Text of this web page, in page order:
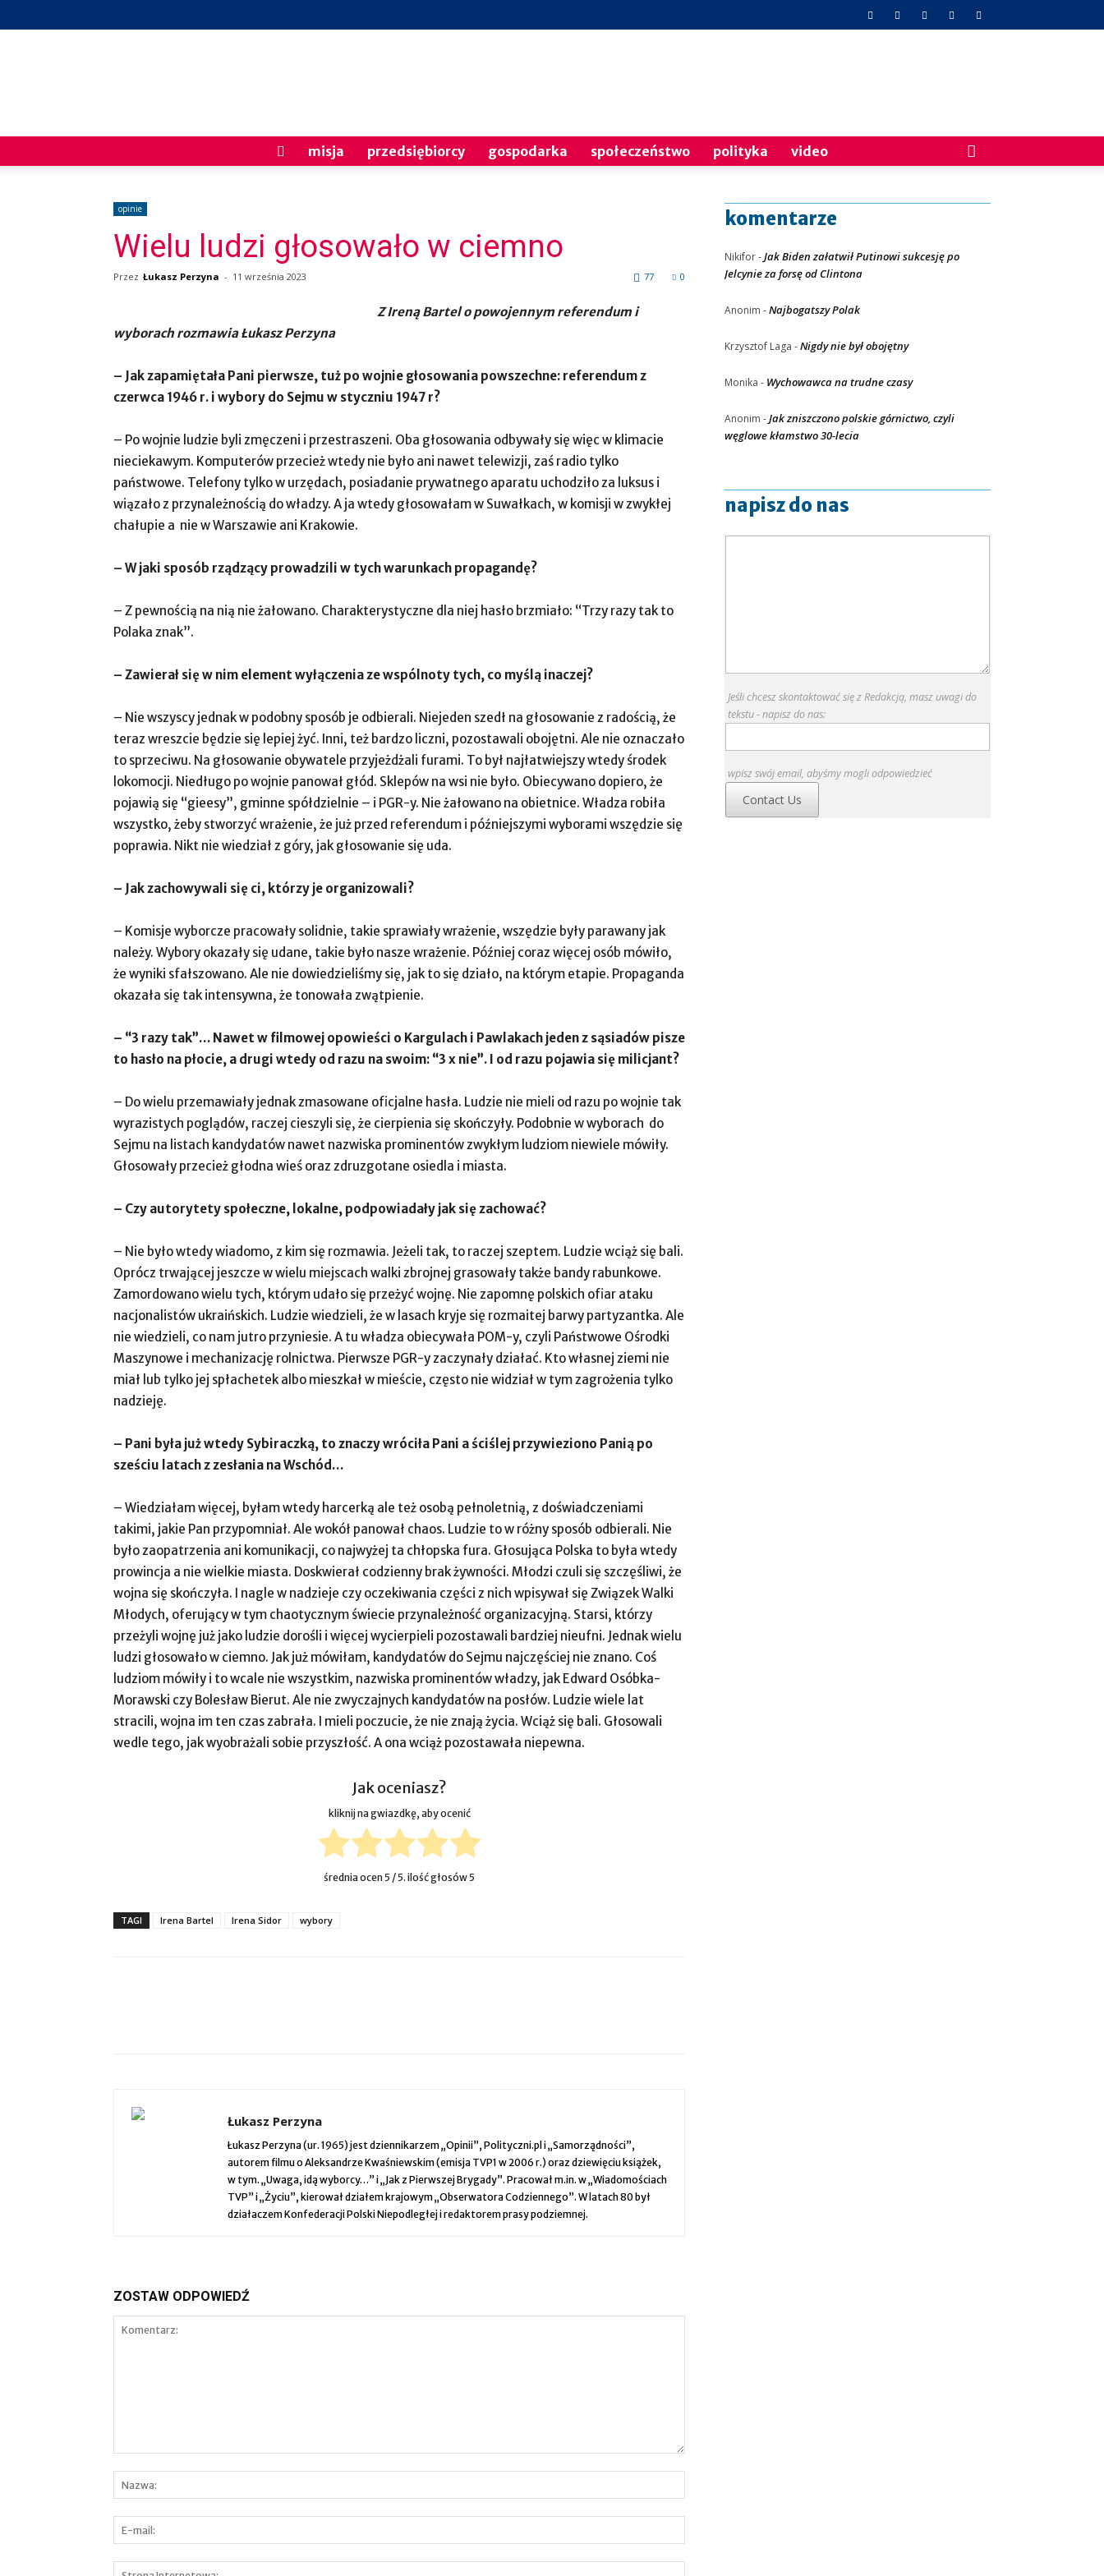
PNP
24
misja przedsiębiorcy gospodarka społeczeństwo polityka video
opinie
Wielu ludzi głosowało w ciemno
Przez Łukasz Perzyna - 11 września 2023 0
77
Z Ireną Bartel o powojennym referendum i
wyborach rozmawia Łukasz Perzyna
– Jak zapamiętała Pani pierwsze, tuż po wojnie głosowania powszechne: referendum z
czerwca 1946 r. i wybory do Sejmu w styczniu 1947 r?
– Po wojnie ludzie byli zmęczeni i przestraszeni. Oba głosowania odbywały się więc w klimacie
nieciekawym. Komputerów przecież wtedy nie było ani nawet telewizji, zaś radio tylko
państwowe. Telefony tylko w urzędach, posiadanie prywatnego aparatu uchodziło za luksus i
wiązało z przynależnością do władzy. A ja wtedy głosowałam w Suwałkach, w komisji w zwykłej
chałupie a nie w Warszawie ani Krakowie.
– W jaki sposób rządzący prowadzili w tych warunkach propagandę?
– Z pewnością na nią nie żałowano. Charakterystyczne dla niej hasło brzmiało: “Trzy razy tak to
Polaka znak”.
– Zawierał się w nim element wyłączenia ze wspólnoty tych, co myślą inaczej?
– Nie wszyscy jednak w podobny sposób je odbierali. Niejeden szedł na głosowanie z radością, że
teraz wreszcie będzie się lepiej żyć. Inni, też bardzo liczni, pozostawali obojętni. Ale nie oznaczało
to sprzeciwu. Na głosowanie obywatele przyjeżdżali furami. To był najłatwiejszy wtedy środek
lokomocji. Niedługo po wojnie panował głód. Sklepów na wsi nie było. Obiecywano dopiero, że
pojawią się “gieesy”, gminne spółdzielnie – i PGR-y. Nie żałowano na obietnice. Władza robiła
wszystko, żeby stworzyć wrażenie, że już przed referendum i późniejszymi wyborami wszędzie się
poprawia. Nikt nie wiedział z góry, jak głosowanie się uda.
– Jak zachowywali się ci, którzy je organizowali?
– Komisje wyborcze pracowały solidnie, takie sprawiały wrażenie, wszędzie były parawany jak
należy. Wybory okazały się udane, takie było nasze wrażenie. Później coraz więcej osób mówiło,
że wyniki sfałszowano. Ale nie dowiedzieliśmy się, jak to się działo, na którym etapie. Propaganda
okazała się tak intensywna, że tonowała zwątpienie.
– “3 razy tak”… Nawet w filmowej opowieści o Kargulach i Pawlakach jeden z sąsiadów pisze
to hasło na płocie, a drugi wtedy od razu na swoim: “3 x nie”. I od razu pojawia się milicjant?
– Do wielu przemawiały jednak zmasowane oficjalne hasła. Ludzie nie mieli od razu po wojnie tak
wyrazistych poglądów, raczej cieszyli się, że cierpienia się skończyły. Podobnie w wyborach do
Sejmu na listach kandydatów nawet nazwiska prominentów zwykłym ludziom niewiele mówiły.
Głosowały przecież głodna wieś oraz zdruzgotane osiedla i miasta.
– Czy autorytety społeczne, lokalne, podpowiadały jak się zachować?
– Nie było wtedy wiadomo, z kim się rozmawia. Jeżeli tak, to raczej szeptem. Ludzie wciąż się bali.
Oprócz trwającej jeszcze w wielu miejscach walki zbrojnej grasowały także bandy rabunkowe.
Zamordowano wielu tych, którym udało się przeżyć wojnę. Nie zapomnę polskich ofiar ataku
nacjonalistów ukraińskich. Ludzie wiedzieli, że w lasach kryje się rozmaitej barwy partyzantka. Ale
nie wiedzieli, co nam jutro przyniesie. A tu władza obiecywała POM-y, czyli Państwowe Ośrodki
Maszynowe i mechanizację rolnictwa. Pierwsze PGR-y zaczynały działać. Kto własnej ziemi nie
miał lub tylko jej spłachetek albo mieszkał w mieście, często nie widział w tym zagrożenia tylko
nadzieję.
– Pani była już wtedy Sybiraczką, to znaczy wróciła Pani a ściślej przywieziono Panią po
sześciu latach z zesłania na Wschód…
– Wiedziałam więcej, byłam wtedy harcerką ale też osobą pełnoletnią, z doświadczeniami
takimi, jakie Pan przypomniał. Ale wokół panował chaos. Ludzie to w różny sposób odbierali. Nie
było zaopatrzenia ani komunikacji, co najwyżej ta chłopska fura. Głosująca Polska to była wtedy
prowincja a nie wielkie miasta. Doskwierał codzienny brak żywności. Młodzi czuli się szczęśliwi, że
wojna się skończyła. I nagle w nadzieje czy oczekiwania części z nich wpisywał się Związek Walki
Młodych, oferujący w tym chaotycznym świecie przynależność organizacyjną. Starsi, którzy
przeżyli wojnę już jako ludzie dorośli i więcej wycierpieli pozostawali bardziej nieufni. Jednak wielu
ludzi głosowało w ciemno. Jak już mówiłam, kandydatów do Sejmu najczęściej nie znano. Coś
ludziom mówiły i to wcale nie wszystkim, nazwiska prominentów władzy, jak Edward Osóbka-
Morawski czy Bolesław Bierut. Ale nie zwyczajnych kandydatów na posłów. Ludzie wiele lat
stracili, wojna im ten czas zabrała. I mieli poczucie, że nie znają życia. Wciąż się bali. Głosowali
wedle tego, jak wyobrażali sobie przyszłość. A ona wciąż pozostawała niepewna.
Jak oceniasz?
kliknij na gwiazdkę, aby ocenić
średnia ocen 5 / 5. ilość głosów 5
TAGI Irena Bartel Irena Sidor wybory
Łukasz Perzyna
Łukasz Perzyna (ur. 1965) jest dziennikarzem „Opinii”, Polityczni.pl i „Samorządności”,
autorem filmu o Aleksandrze Kwaśniewskim (emisja TVP1 w 2006 r.) oraz dziewięciu książek,
w tym. „Uwaga, idą wyborcy…” i „Jak z Pierwszej Brygady”. Pracował m.in. w „Wiadomościach
TVP” i „Życiu”, kierował działem krajowym „Obserwatora Codziennego”. W latach 80 był
działaczem Konfederacji Polski Niepodległej i redaktorem prasy podziemnej.
ZOSTAW ODPOWIEDŹ
komentarze
Nikifor-Jak Biden załatwił Putinowi sukcesję po
Jelcynie za forsę od Clintona
Anonim -Najbogatszy Polak
Krzysztof Laga -Nigdy nie był obojętny
Monika - Wychowawca na trudne czasy
Anonim -Jak zniszczono polskie górnictwo, czyli
węglowe kłamstwo 30-lecia
napisz do nas
Jeśli chcesz skontaktować się z Redakcją, masz uwagi do
tekstu - napisz do nas:
wpisz swój email, abyśmy mogli odpowiedzieć
Contact Us